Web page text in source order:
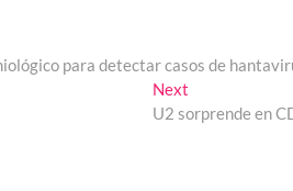
para detectar casos de
Next
post:
U2 sorprende en